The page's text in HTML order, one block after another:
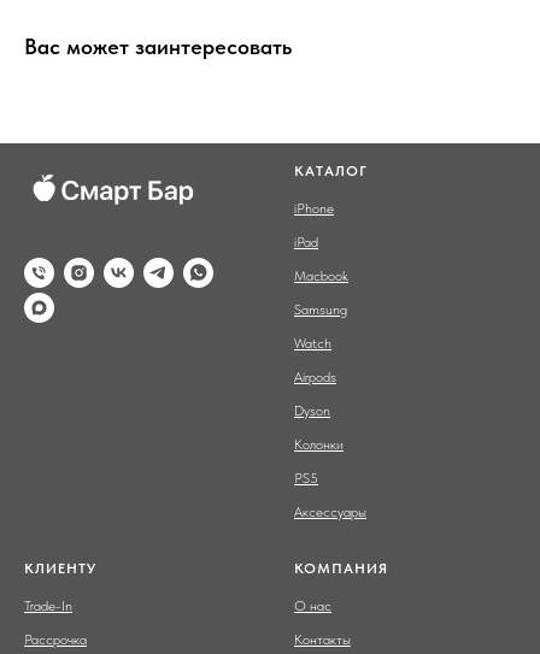
Вас может заинтересовать
КАТАЛОГ
iPhone
iPad
Macbook
Samsung
Watch
Airpods
Dyson
Колонки
PS5
Аксессуары
КЛИЕНТУ
Trade-In
Рассрочка
КОМПАНИЯ
О нас
Контакты